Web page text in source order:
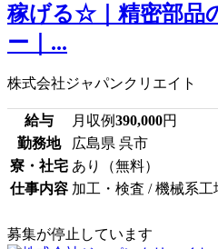
稼げる☆｜精密部品
ー｜...
株式会社ジャパンクリエイト
給与 月収例390,000円
勤務地
広島県 呉市
寮・社宅 あり（無料）
仕事内容 加工・検査 / 機械系工
募集が停止しています